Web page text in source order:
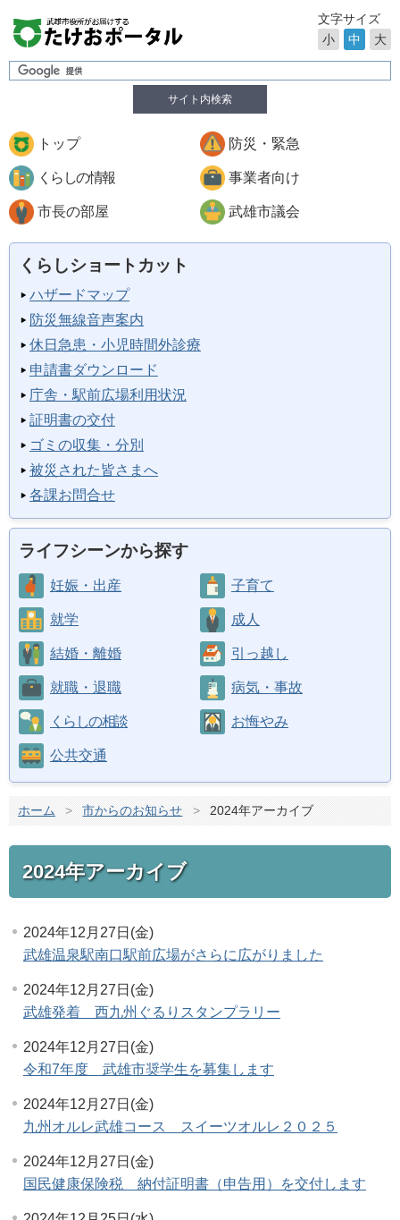
サイト内検索
文字サイズ
小
中 大
トップ 防災・緊急
くらしの情報 事業者向け
市長の部屋 武雄市議会
くらしショートカット
ハザードマップ
防災無線音声案内
休日急患・小児時間外診療
申請書ダウンロード
庁舎・駅前広場利用状況
証明書の交付
ゴミの収集・分別
被災された皆さまへ
各課お問合せ
ライフシーンから探す
妊娠・出産 子育て
就学 成人
結婚・離婚 引っ越し
就職・退職 病気・事故
くらしの相談 お悔やみ
公共交通
ホーム > 市からのお知らせ > 2024年アーカイブ
2024年アーカイブ
2024年12月27日(金)
武雄温泉駅南口駅前広場がさらに広がりました
2024年12月27日(金)
武雄発着 西九州ぐるりスタンプラリー
2024年12月27日(金)
令和7年度 武雄市奨学生を募集します
2024年12月27日(金)
九州オルレ武雄コース スイーツオルレ２０２５
2024年12月27日(金)
国民健康保険税 納付証明書（申告用）を交付します